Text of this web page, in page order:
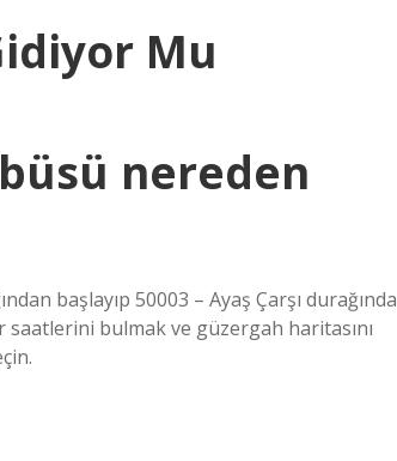
Mu
nereden
başlayıp 50003 – Ayaş Çarşı durağında
bulmak ve güzergah haritasını